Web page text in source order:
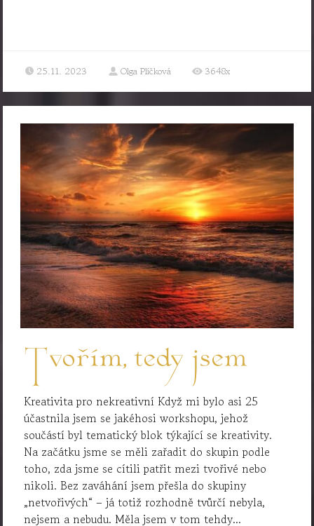
25.11. 2023 Olga Plíčková 3648x
Tvořím, tedy jsem
Kreativita pro nekreativní Když mi bylo asi 25
účastnila jsem se jakéhosi workshopu, jehož
součástí byl tematický blok týkající se kreativity.
Na začátku jsme se měli zařadit do skupin podle
toho, zda jsme se cítili patřit mezi tvořivé nebo
nikoli. Bez zaváhání jsem přešla do skupiny
„netvořivých“ – já totiž rozhodně tvůrčí nebyla,
nejsem a nebudu. Měla jsem v tom tehdy...